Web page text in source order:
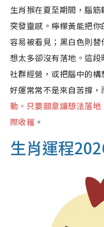
生肖猴在夏至期間，腦
突發靈感。檸檬黃能把
容易被看見；黑白色則
想太多卻沒有落地。這段
社群經營，或把腦中的
好運常常不是來自苦撐，
動。只要願意讓想法落
際收穫 。
生肖運程